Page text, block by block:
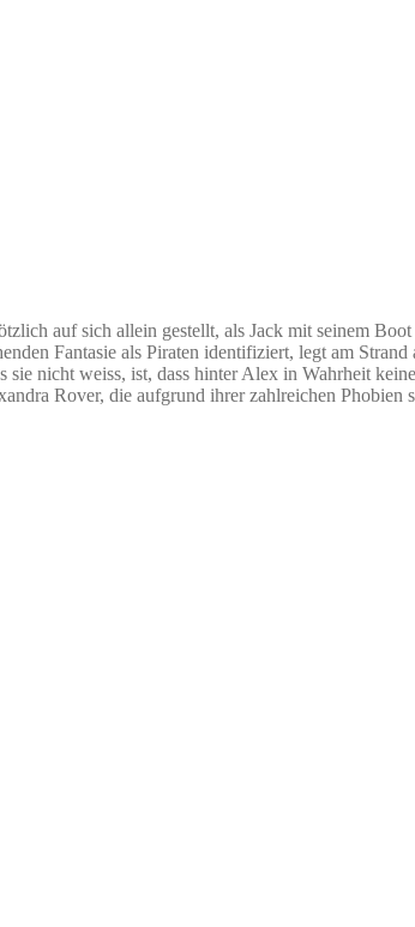
auf sich allein gestellt, als Jack mit seinem
Fantasie als Piraten identifiziert, legt am
nicht weiss, ist, dass hinter Alex in Wahrheit
Rover, die aufgrund ihrer zahlreichen Phobien